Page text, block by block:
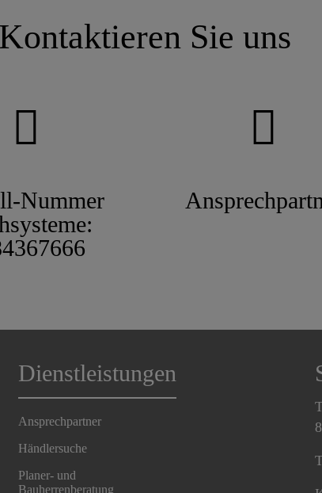
Kontaktieren Sie uns
Nummer
Dienstleistungen
Ansprechpartner
Händlersuche
Planer- und
Bauherrenberatung